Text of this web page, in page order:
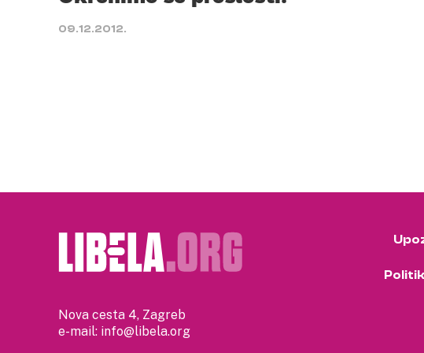
09.12.2012.
Nova cesta 4, Zagreb
e-mail: info@libela.org